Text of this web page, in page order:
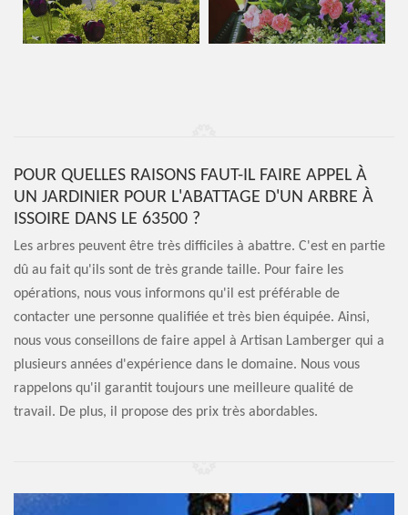
POUR QUELLES RAISONS FAUT-IL FAIRE APPEL À
UN JARDINIER POUR L'ABATTAGE D'UN ARBRE À
ISSOIRE DANS LE 63500 ?
Les arbres peuvent être très difficiles à abattre. C'est en partie
dû au fait qu'ils sont de très grande taille. Pour faire les
opérations, nous vous informons qu'il est préférable de
contacter une personne qualifiée et très bien équipée. Ainsi,
nous vous conseillons de faire appel à Artisan Lamberger qui a
plusieurs années d'expérience dans le domaine. Nous vous
rappelons qu'il garantit toujours une meilleure qualité de
travail. De plus, il propose des prix très abordables.